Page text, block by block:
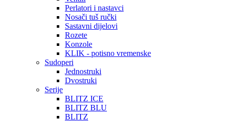
Perlatori i nastavci
Nosači tuš ručki
Sastavni dijelovi
Rozete
Konzole
KLIK - potisno vremenske
Sudoperi
Jednostruki
Dvostruki
Serije
BLITZ ICE
BLITZ BLU
BLITZ